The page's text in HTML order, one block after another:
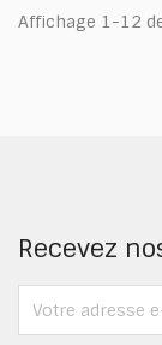
Affichage 1-12
Recevez